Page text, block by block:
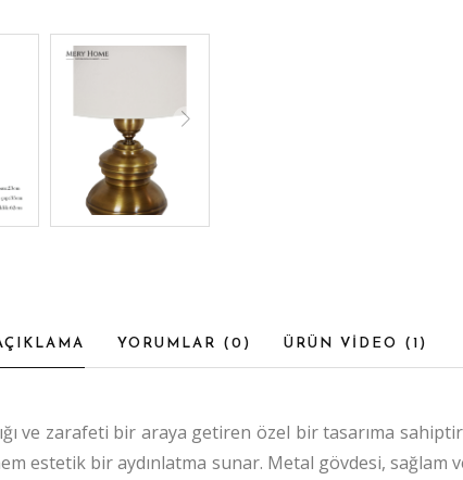
YORUMLAR ( 0 ) ÜRÜN VİDEO ( 1 )
ve zarafeti bir araya getiren özel bir tasarıma
estetik bir aydınlatma sunar. Metal gövdesi, sağlam